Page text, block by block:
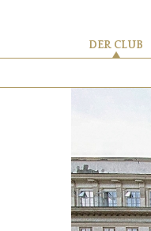
DER CLUB